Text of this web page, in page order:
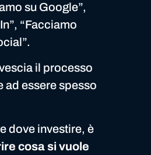
su Google”,
“Facciamo
il processo
ad essere spesso
dove investire, è
cosa si vuole